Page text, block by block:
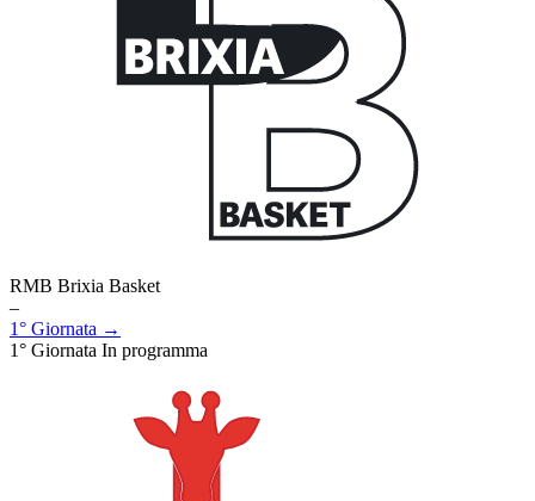
RMB Brixia Basket
–
1° Giornata →
1° Giornata In programma